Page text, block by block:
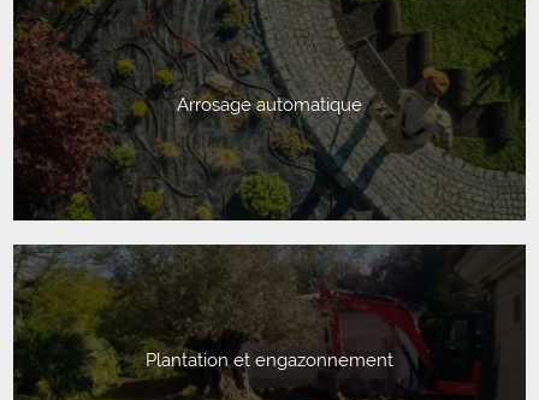
Arrosage automatique
Plantation et engazonnement